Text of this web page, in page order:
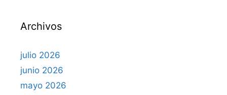
:
Archivos
julio 2026
junio 2026
mayo 2026